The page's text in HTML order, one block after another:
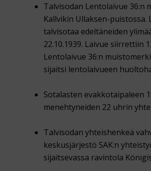
Talvisodan Lentolaivue 36:n
Kallvikin Ullaksen-puistossa.
talvisotaa edeltäneiden
22.10.1939. Laivue siirrettiin
Lentolaivue 36:n
sijaitsi lentolaivueen
Sotalasten evakkotaipaleen
menehtyneiden 22 uhrin
Talvisodan yhteishenkeä
keskusjärjestö SAK:n
sijaitsevassa ravintola